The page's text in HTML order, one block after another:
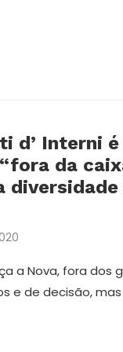
d’ Interni
da
diversidade
a Nova, fora dos
e de decisão, mas